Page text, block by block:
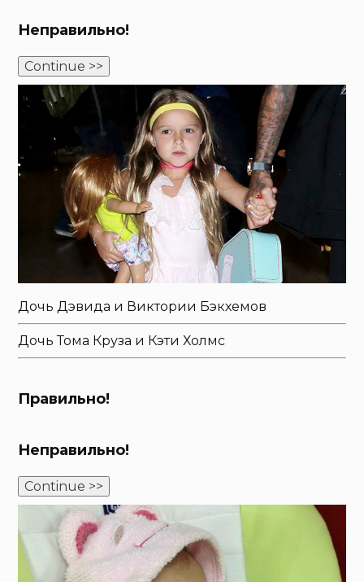
Неправильно!
Continue >>
Дочь Дэвида и Виктории Бэкхемов
Дочь Тома Круза и Кэти Холмс
Правильно!
Неправильно!
Continue >>